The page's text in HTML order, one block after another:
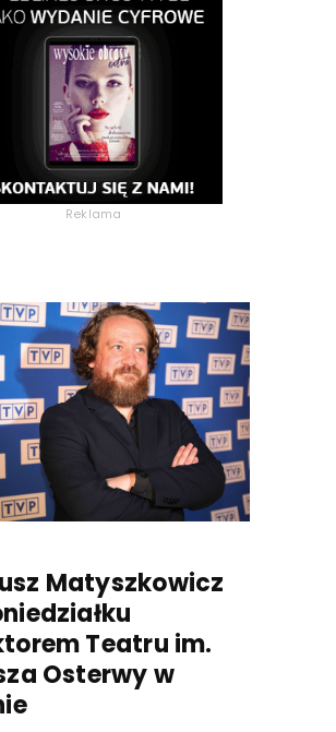
Reklama
Matyszkowicz
Teatru im.
Osterwy w